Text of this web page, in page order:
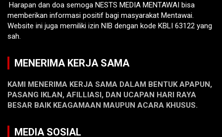
Harapan dan doa semoga NESTS MEDIA MENTAWAI bisa
memberikan informasi positif bagi masyarakat Mentawai.
Website ini juga memiliki izin NIB dengan kode KBLI 63122 yang
sah.
MENERIMA KERJA SAMA
KAMI MENERIMA KERJA SAMA DALAM BENTUK APAPUN,
PASANG IKLAN, AFILLIASI, DAN UCAPAN HARI RAYA
BESAR BAIK KEAGAMAAN MAUPUN ACARA KHUSUS.
MEDIA SOSIAL